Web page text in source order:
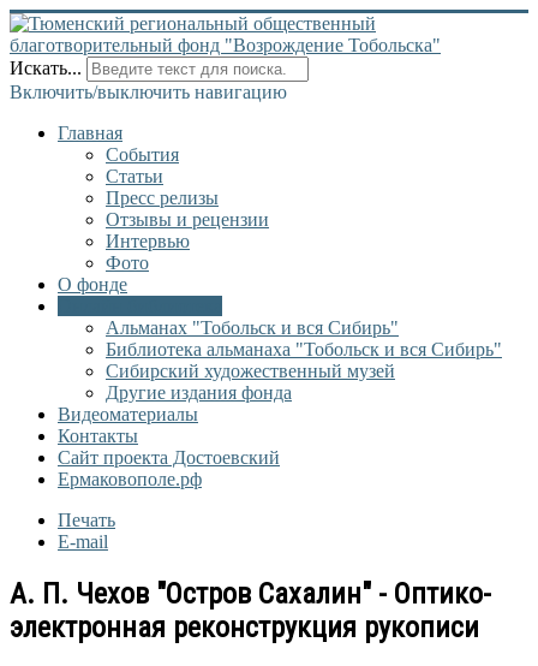
Искать...
Включить/выключить навигацию
Главная
События
Статьи
Пресс релизы
Отзывы и рецензии
Интервью
Фото
О фонде
Альманах "Тобольск и вся Сибирь"
Библиотека альманаха "Тобольск и вся Сибирь"
Сибирский художественный музей
Другие издания фонда
Видеоматериалы
Контакты
Сайт проекта Достоевский
Ермаковополе.рф
Печать
E-mail
А. П. Чехов "Остров Сахалин" - Оптико-
электронная реконструкция рукописи